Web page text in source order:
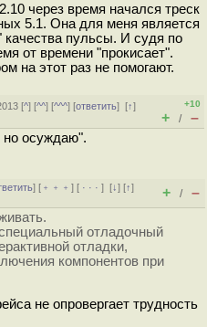
через время начался треск
5.1. Она для меня является
пульсы. И судя по
от времени "прокисает".
на этот раз не помогают.
[^] [^^] [^^^] [ответить][↑]
+10
+ / –
но осуждаю".
] [ ﹢﹢﹢] [ · · ·][↓] [↑]
+ / –
отладочный
отладки,
компонентов при
не опровергает трудность